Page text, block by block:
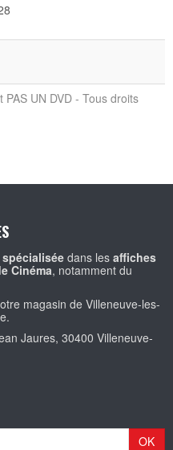
PAS UN DVD - Tous droits
dans les affiches
Cinéma, notamment du
magasin de Villeneuve-les-
Jaures, 30400 Villeneuve-
OK